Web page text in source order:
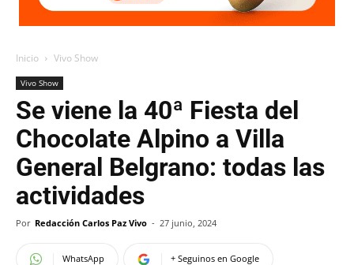
Inicio Vivo Show
Vivo Show
Se viene la 40ª Fiesta del
Chocolate Alpino a Villa
General Belgrano: todas las
actividades
Por Redacción Carlos Paz Vivo - 27 junio, 2024
WhatsApp + Seguinos en Google